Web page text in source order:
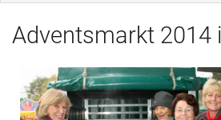
Mithilfe
Adventsmarkt 2014